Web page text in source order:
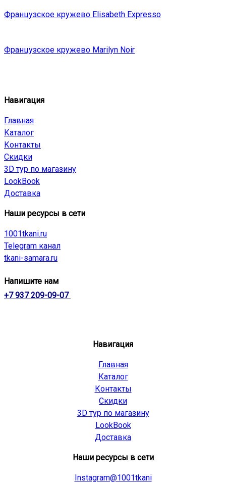
Французское кружево Elisabeth Expresso
Французское кружево Marilyn Noir
Навигация
Главная
Каталог
Контакты
Скидки
3D тур по магазину
LookBook
Доставка
Наши ресурсы в сети
1001tkani.ru
Telegram канал
tkani-samara.ru
Напишите нам
+7 937 209-09-07
Навигация
Главная
Каталог
Контакты
Скидки
3D тур по магазину
LookBook
Доставка
Наши ресурсы в сети
Instagram@1001tkani